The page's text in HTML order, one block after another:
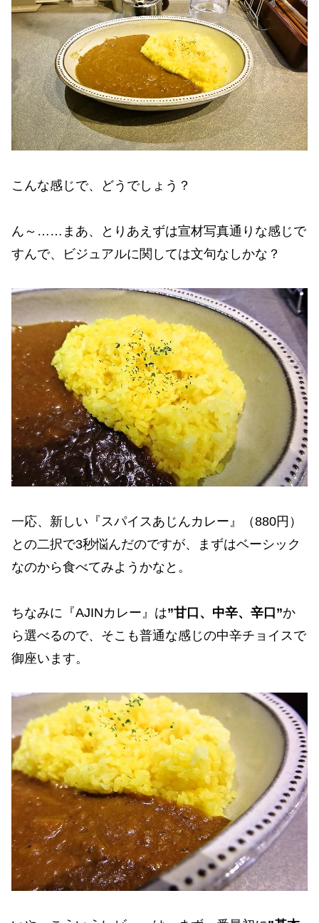
こんな感じで、どうでしょう？
ん～……まあ、とりあえずは宣材写真通りな感じで
すんで、ビジュアルに関しては文句なしかな？
一応、新しい『スパイスあじんカレー』（880円）
との二択で3秒悩んだのですが、まずはベーシック
なのから食べてみようかなと。
ちなみに『AJINカレー』は”甘口、中辛、辛口”か
ら選べるので、そこも普通な感じの中辛チョイスで
御座います。